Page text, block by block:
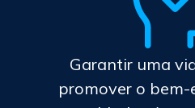
Garantir uma
promover o